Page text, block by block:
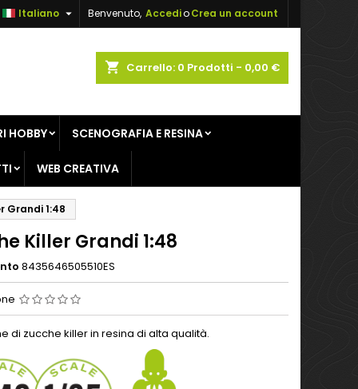
Benvenuto, AccedioCrea un account
Italiano 
shopping_cart Carrello: 0 Prodotti - 0,00 €
HOBBY SCENOGRAFIA E RESINA
WEB CREATIVA
Grandi 1:48
Killer Grandi 1:48
8435646505510ES
di zucche killer in resina di alta qualità.